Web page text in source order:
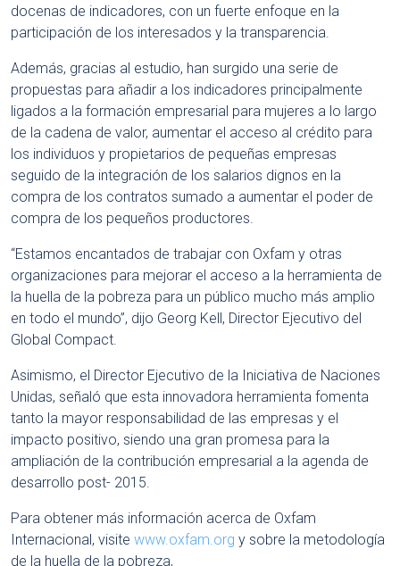
docenas de indicadores, con un fuerte enfoque en la
participación de los interesados ​​y la transparencia.
Además, gracias al estudio, han surgido una serie de
propuestas para añadir a los indicadores principalmente
ligados a la formación empresarial para mujeres a lo largo
de la cadena de valor, aumentar el acceso al crédito para
los individuos y propietarios de pequeñas empresas
seguido de la integración de los salarios dignos en la
compra de los contratos sumado a aumentar el poder de
compra de los pequeños productores.
“Estamos encantados de trabajar con Oxfam y otras
organizaciones para mejorar el acceso a la herramienta de
la huella de la pobreza para un público mucho más amplio
en todo el mundo”, dijo Georg Kell, Director Ejecutivo del
Global Compact.
Asimismo, el Director Ejecutivo de la Iniciativa de Naciones
Unidas, señaló que esta innovadora herramienta fomenta
tanto la mayor responsabilidad de las empresas y el
impacto positivo, siendo una gran promesa para la
ampliación de la contribución empresarial a la agenda de
desarrollo post- 2015.
Para obtener más información acerca de Oxfam
Internacional, visite www.oxfam.org y sobre la metodología
de la huella de la pobreza,